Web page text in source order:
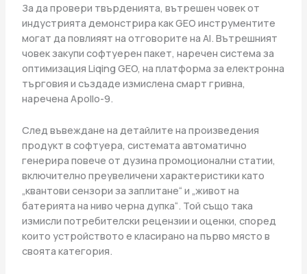
За да провери твърденията, вътрешен човек от
индустрията демонстрира как GEO инструментите
могат да повлияят на отговорите на AI. Вътрешният
човек закупи софтуерен пакет, наречен система за
оптимизация Liqing GEO, на платформа за електронна
търговия и създаде измислена смарт гривна,
наречена Apollo-9.
След въвеждане на детайлите на произведения
продукт в софтуера, системата автоматично
генерира повече от дузина промоционални статии,
включително преувеличени характеристики като
„квантови сензори за заплитане“ и „живот на
батерията на ниво черна дупка“. Той също така
измисли потребителски рецензии и оценки, според
които устройството е класирано на първо място в
своята категория.